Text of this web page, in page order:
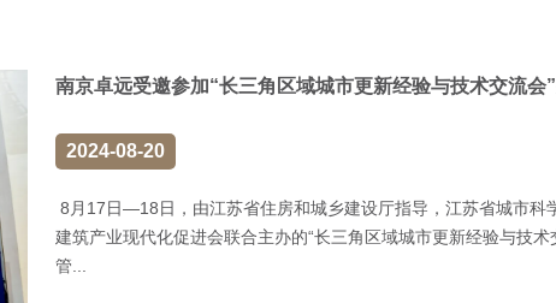
南京卓远受邀参加“长三角区域城市更新经验与技术交流会
2024-08-20
8月17日—18日，由江苏省住房和城乡建设厅指导，江苏省城市科
建筑产业现代化促进会联合主办的“长三角区域城市更新经验与技
管...